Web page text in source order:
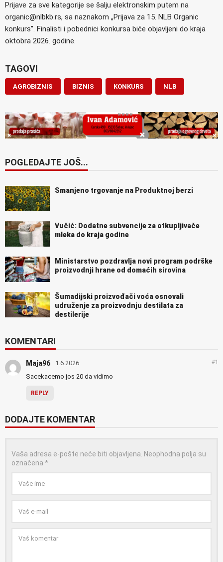
Prijave za sve kategorije se šalju elektronskim putem na
organic@nlbkb.rs, sa naznakom „Prijava za 15. NLB Organic
konkurs”. Finalisti i pobednici konkursa biće objavljeni do kraja
oktobra 2026. godine.
TAGOVI
AGROBIZNIS BIZNIS KONKURS NLB
POGLEDAJTE JOŠ...
Smanjeno trgovanje na Produktnoj berzi
Vučić: Dodatne subvencije za otkupljivače
mleka do kraja godine
Ministarstvo pozdravlja novi program podrške
proizvodnji hrane od domaćih sirovina
Šumadijski proizvođači voća osnovali
udruženje za proizvodnju destilata za
destilerije
KOMENTARI
Maja96 1.6.2026 #1
Sacekacemo jos 20 da vidimo
REPLY
DODAJTE KOMENTAR
Vaša adresa e-pošte neće biti objavljena. Neophodna polja su
označena *